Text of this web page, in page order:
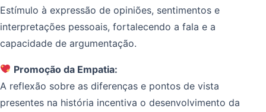
Estímulo à expressão de opiniões, sentimentos e
interpretações pessoais, fortalecendo a fala e a
capacidade de argumentação.
Promoção da Empatia:
A reflexão sobre as diferenças e pontos de vista
presentes na história incentiva o desenvolvimento da